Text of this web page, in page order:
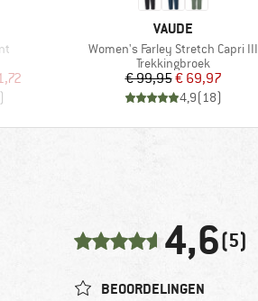
prijs
MERK
VAUDE
Artikel
Women's Farley Stretch Capri III
Productgroep
Trekkingbroek
Prijs
€ 99,95Verlaagde prijs
€ 69,97
4,9(18)
4,6(5)
BEOORDELINGEN